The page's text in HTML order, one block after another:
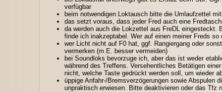
verfügbar
beim notwendigen Loktausch bitte die Umlaufzettel
das setzt voraus, dass jeder Fred auch eine
da werden auch die Lokzettel aus FreDL
finde ich inakzeptabel. Wer auf einen meiner Freds
wer Licht nicht auf F0 hat, ggf. Rangiergang oder
vermerken (m.E. besser vermeiden)
bei Soundloks bevorzuge ich, aber das ist weder
während des Treffens. Versehentliches Betätigen
nicht, welche Taste gedrückt werden soll, um wieder
üppige Anfahr-/Bremsverzögerungen sowie Abspulen
unpraktisch erwiesen. Bitte deaktivieren oder das Tfz